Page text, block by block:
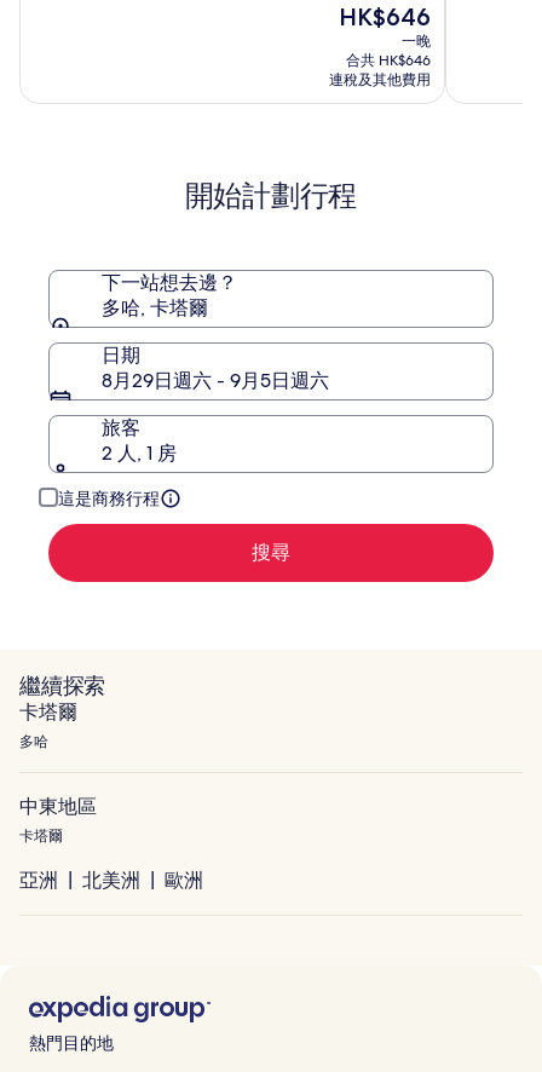
悅
分)，
現
HK$646
HK$646
一晚
合共 HK$646
連稅及其他費用
分)，
開始計劃行程
下一站想去邊？
多哈, 卡塔爾
日期
8月29日週六 - 9月5日週六
旅客
2 人, 1 房
這是商務行程
搜尋
繼續探索
卡塔爾
多哈
中東地區
卡塔爾
亞洲 北美洲 歐洲
熱門目的地